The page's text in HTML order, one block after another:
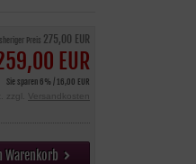
Preis 275,00 EUR
EUR
Sie sparen 6% / 16,00 EUR
zzgl.
Versandkosten
Warenkorb